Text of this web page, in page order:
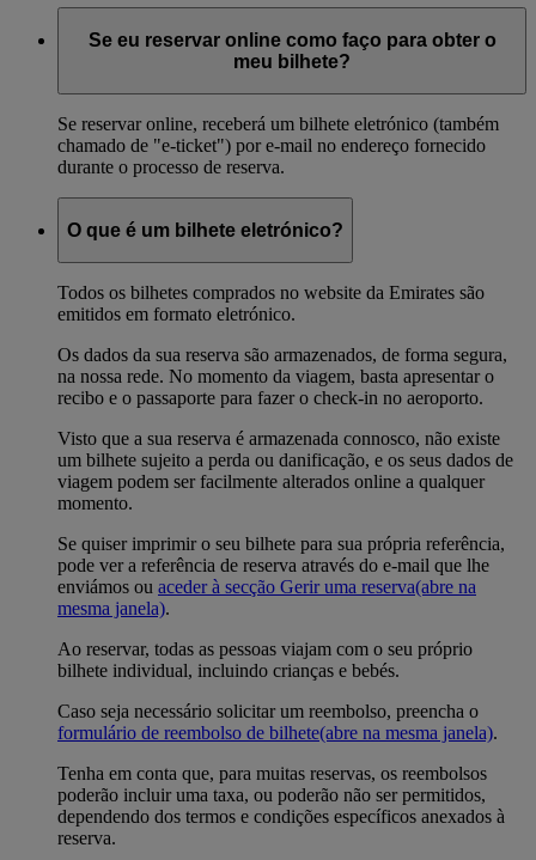
Se eu reservar online como faço para obter o
meu bilhete?
Se reservar online, receberá um bilhete eletrónico (também
chamado de "e-ticket") por e-mail no endereço fornecido
durante o processo de reserva.
O que é um bilhete eletrónico?
Todos os bilhetes comprados no website da Emirates são
emitidos em formato eletrónico.
Os dados da sua reserva são armazenados, de forma segura,
na nossa rede. No momento da viagem, basta apresentar o
recibo e o passaporte para fazer o check-in no aeroporto.
Visto que a sua reserva é armazenada connosco, não existe
um bilhete sujeito a perda ou danificação, e os seus dados de
viagem podem ser facilmente alterados online a qualquer
momento.
Se quiser imprimir o seu bilhete para sua própria referência,
pode ver a referência de reserva através do e-mail que lhe
enviámos ou aceder à secção Gerir uma reserva(abre na
mesma janela).
Ao reservar, todas as pessoas viajam com o seu próprio
bilhete individual, incluindo crianças e bebés.
Caso seja necessário solicitar um reembolso, preencha o
formulário de reembolso de bilhete(abre na mesma janela).
Tenha em conta que, para muitas reservas, os reembolsos
poderão incluir uma taxa, ou poderão não ser permitidos,
dependendo dos termos e condições específicos anexados à
reserva.